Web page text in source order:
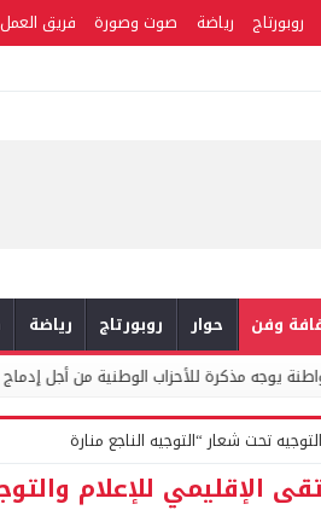
روبورتاج رياضة صوت وصورة فريق العمل
وفن حوار روبورتاج رياضة
للأحزاب الوطنية من أجل إدماج التطوع في
تحت شعار “التوجيه الناجع منارة
الإقليمي للإعلام